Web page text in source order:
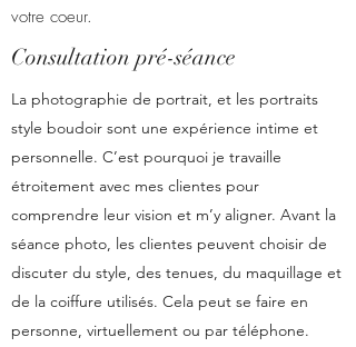
votre coeur.
Consultation pré-séance
La photographie de portrait, et les portraits
style boudoir sont une expérience intime et
personnelle. C’est pourquoi je travaille
étroitement avec mes clientes pour
comprendre leur vision et m’y aligner. Avant la
séance photo, les clientes peuvent choisir de
discuter du style, des tenues, du maquillage et
de la coiffure utilisés. Cela peut se faire en
personne, virtuellement ou par téléphone.